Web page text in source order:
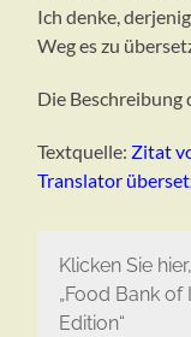
Ich denke,
Weg es zu
Die Beschreibung
Textquelle: Zitat
Translator
Klicken Sie
„Food Bank
Edition“